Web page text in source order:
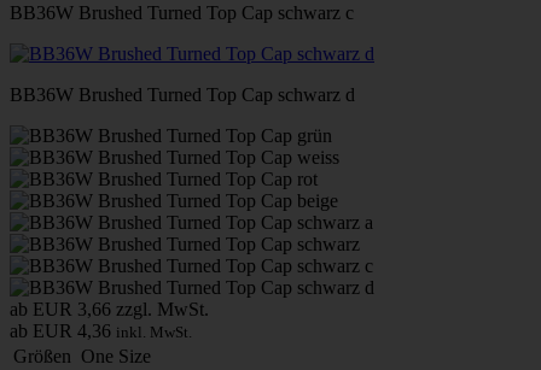
BB36W Brushed Turned Top Cap schwarz c
BB36W Brushed Turned Top Cap schwarz d
ab EUR 3,66 zzgl. MwSt.
ab EUR 4,36 inkl. MwSt.
Größen One Size